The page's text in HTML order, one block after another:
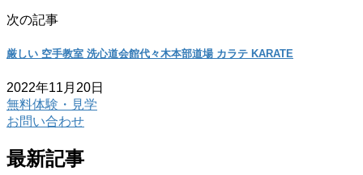
次の記事
厳しい 空手教室 洗心道会館代々木本部道場 カラテ KARATE
2022年11月20日
無料体験・見学
お問い合わせ
最新記事